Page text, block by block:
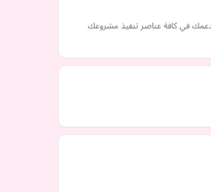
ندعمك في كافة عناصر تنفيذ مشروعك